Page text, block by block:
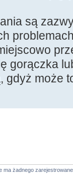
są
gorączka
gdyż może
żadnego